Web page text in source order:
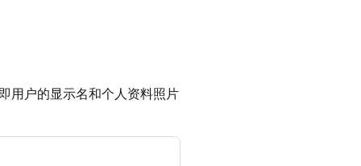
用户的显示名和个人资料照片